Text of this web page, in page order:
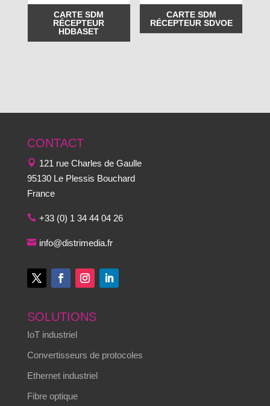
CARTE SDM
RÉCEPTEUR
HDBASET
CARTE SDM
RÉCEPTEUR SDVOE
CONTACT
121 rue Charles de Gaulle
95130 Le Plessis Bouchard
France
+33 (0) 1 34 44 04 26
info@distrimedia.fr
SOLUTIONS
IoT industriel
Convertisseurs de protocoles
Ethernet industriel
Fibre optique